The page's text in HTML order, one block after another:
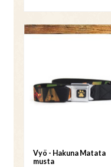
Vyö - Hakuna Matata
musta